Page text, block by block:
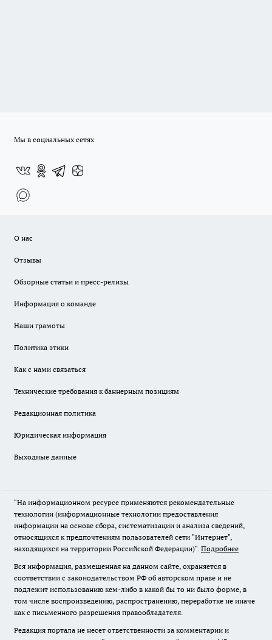
Мы в социальных сетях
О нас
Отзывы
Обзорные статьи и пресс-релизы
Информация о команде
Наши грамоты
Политика этики
Как с нами связаться
Технические требования к баннерным позициям
Редакционная политика
Юридическая информация
Выходные данные
"На информационном ресурсе применяются рекомендательные
технологии (информационные технологии предоставления
информации на основе сбора, систематизации и анализа сведений,
относящихся к предпочтениям пользователей сети "Интернет",
находящихся на территории Российской Федерации)". Подробнее
Вся информация, размещенная на данном сайте, охраняется в
соответствии с законодательством РФ об авторском праве и не
подлежит использованию кем-либо в какой бы то ни было форме, в
том числе воспроизведению, распространению, переработке не иначе
как с письменного разрешения правообладателя.
Редакция портала не несет ответственности за комментарии и